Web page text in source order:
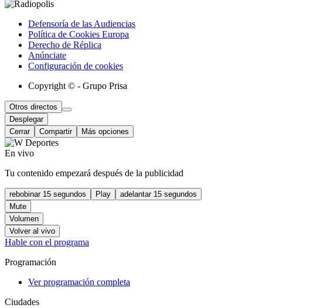
Defensoría de las Audiencias
Política de Cookies Europa
Derecho de Réplica
Anúnciate
Configuración de cookies
Copyright © - Grupo Prisa
Otros directos
Desplegar
Cerrar
Compartir Más opciones
En vivo
Tu contenido empezará después de la publicidad
rebobinar 15 segundos Play
adelantar 15 segundos
Mute
Volumen
Volver al vivo
Hable con el programa
Programación
Ver programación completa
Ciudades